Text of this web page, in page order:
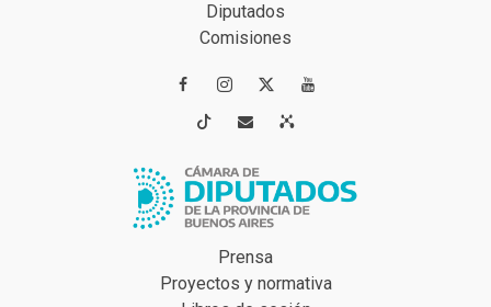
Diputados
Comisiones
 
 
Prensa
Proyectos y normativa